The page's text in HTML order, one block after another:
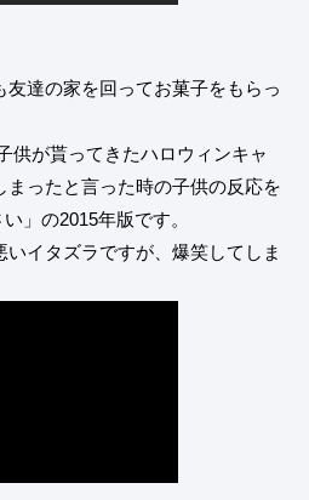
達の家を回ってお菓子をもらっ
供が貰ってきたハロウィンキャ
まったと言った時の子供の反応を
」の2015年版です。
イタズラですが、爆笑してしま